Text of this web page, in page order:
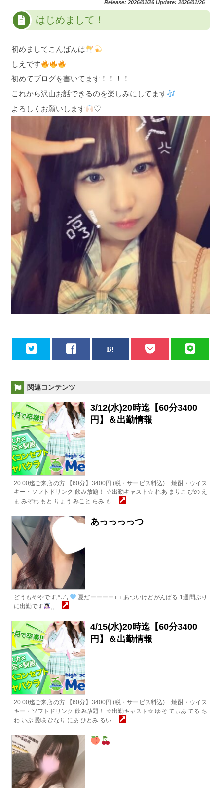
Release: 2026/01/26 Update: 2026/01/26
はじめまして！
初めましてこんばんは
しえです
初めてブログを書いてます！！！！
これから沢山お話できるのを楽しみにしてます
よろしくお願いします
♡
関連コンテンツ
3/12(水)20時迄【60分3400
円】＆出勤情報
20:00迄ご来店の方 【60分】3400円 (税・サービス料込) + 焼酎・ウイス
キー・ソフトドリンク 飲み放題！ ☆出勤キャスト☆ れあ まりこ ぴの え
ま みぞれ もと りょう みこと らみ も…
あっっっっつ
どうもややです₍ᐢ‥ᐢ₎
夏だーーーーт т あついけどがんばる 1週間ぶり
に出勤です
⸒⸒…
4/15(水)20時迄【60分3400
円】＆出勤情報
20:00迄ご来店の方 【60分】3400円 (税・サービス料込) + 焼酎・ウイス
キー・ソフトドリンク 飲み放題！ ☆出勤キャスト☆ ゆそ てぃあ てる ち
わ いぶ 愛咲 ひなり にあ ひとみ るい…